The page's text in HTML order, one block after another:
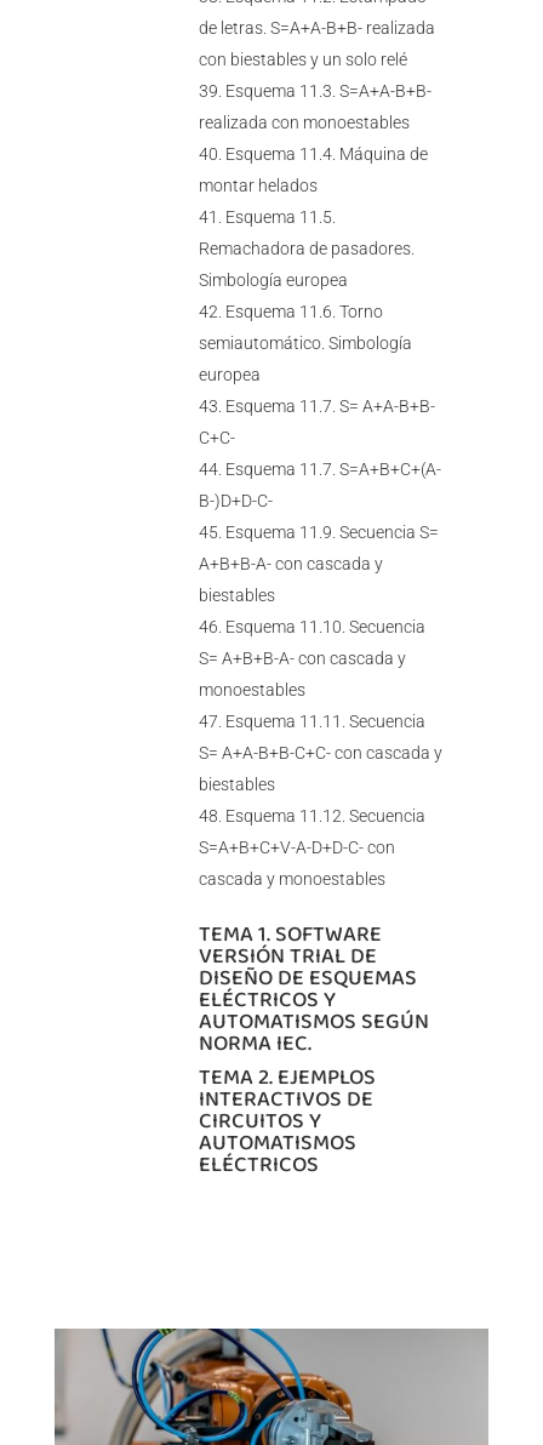
de letras. S=A+A-B+B- realizada
con biestables y un solo relé
Esquema 11.3. S=A+A-B+B-
realizada con monoestables
Esquema 11.4. Máquina de
montar helados
Esquema 11.5.
Remachadora de pasadores.
Simbología europea
Esquema 11.6. Torno
semiautomático. Simbología
europea
Esquema 11.7. S= A+A-B+B-
C+C-
Esquema 11.7. S=A+B+C+(A-
B-)D+D-C-
Esquema 11.9. Secuencia S=
A+B+B-A- con cascada y
biestables
Esquema 11.10. Secuencia
S= A+B+B-A- con cascada y
monoestables
Esquema 11.11. Secuencia
S= A+A-B+B-C+C- con cascada y
biestables
Esquema 11.12. Secuencia
S=A+B+C+V-A-D+D-C- con
cascada y monoestables
TEMA 1. SOFTWARE
VERSIÓN TRIAL DE
DISEÑO DE ESQUEMAS
ELÉCTRICOS Y
AUTOMATISMOS SEGÚN
NORMA IEC.
TEMA 2. EJEMPLOS
INTERACTIVOS DE
CIRCUITOS Y
AUTOMATISMOS
ELÉCTRICOS